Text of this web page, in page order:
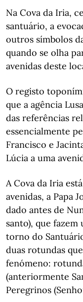
Na Cova da Iria,
santuário, a
outros símbolos
quando se olha
avenidas deste
O registo
que a agência
das referências
essencialmente
Francisco e
Lúcia a uma
A Cova da Iria
avenidas, a Papa
dado antes de
santo), que
torno do
duas rotundas
fenómeno:
(anteriormente
Peregrinos